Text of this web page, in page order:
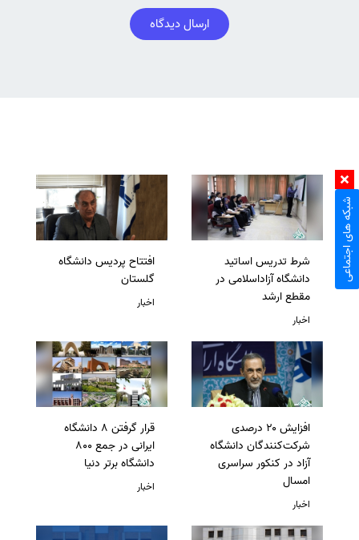
ارسال دیدگاه
شرط تدریس اساتید
دانشگاه آزاداسلامی در
مقطع ارشد
اخبار
افتتاح پردیس دانشگاه
گلستان
اخبار
افزایش ۲۰ درصدی
شرکت‌کنندگان دانشگاه
آزاد در کنکور سراسری
امسال
اخبار
قرار گرفتن 8 دانشگاه
ایرانی در جمع 800
دانشگاه برتر دنیا
اخبار
شبکه های اجتماعی